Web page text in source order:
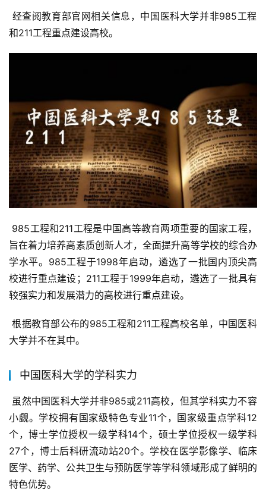
和211工程重点建设高校。
旨在着力培养高素质创新人才，全面提升高等学校的综合办
学水平。985工程于1998年启动，遴选了一批国内顶尖高
校进行重点建设；211工程于1999年启动，遴选了一批具有
较强实力和发展潜力的高校进行重点建设。
根据教育部公布的985工程和211工程高校名单，中国医科
大学并不在其中。
中国医科大学的学科实力
小觑。学校拥有国家级特色专业11个，国家级重点学科12
个，博士学位授权一级学科14个，硕士学位授权一级学科
27个，博士后科研流动站20个。学校在医学影像学、临床
医学、药学、公共卫生与预防医学等学科领域形成了鲜明的
特色优势。